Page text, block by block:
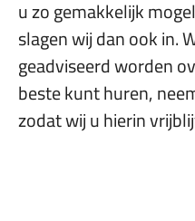
u zo gemakkelijk
slagen wij dan ook in.
geadviseerd worden
beste kunt huren,
zodat wij u hierin